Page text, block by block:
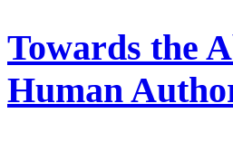
Towards the
Human